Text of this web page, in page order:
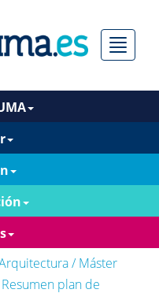
Menú
/ Máster
Resumen plan de